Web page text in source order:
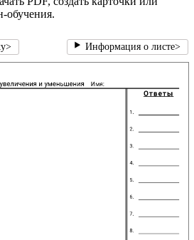
обучения.
> Информация о листе>